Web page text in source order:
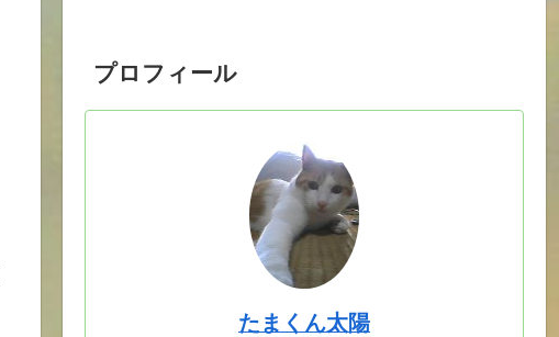
プロフィール
たまくん太陽